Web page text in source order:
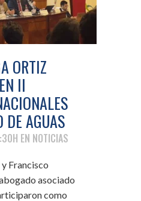
ORTIZ
II
DE AGUAS
EN NOTICIAS
Francisco
asociado
como